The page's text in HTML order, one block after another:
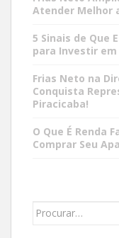
Atender Melhor
5 Sinais de Que
para Investir em
Frias Neto na
Conquista
Piracicaba!
O Que É Renda
Comprar Seu
Search